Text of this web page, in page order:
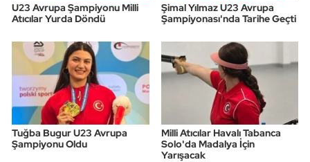
U23 Avrupa Şampiyonu Milli
Atıcılar Yurda Döndü
Şimal Yılmaz U23 Avrupa
Şampiyonası'nda Tarihe Geçti
Tuğba Bugur U23 Avrupa
Şampiyonu Oldu
Milli Atıcılar Havalı Tabanca
Solo'da Madalya İçin
Yarışacak